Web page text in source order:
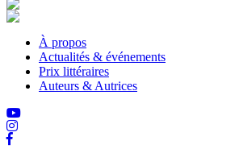
À propos
Actualités & événements
Prix littéraires
Auteurs & Autrices